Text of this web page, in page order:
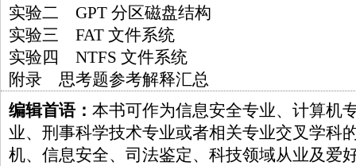
实验二 GPT 分区磁盘结构
实验三 FAT 文件系统
实验四 NTFS 文件系统
附录 思考题参考解释汇总
编辑首语： 本书可作为信息安全专业、计算机
业、刑事科学技术专业或者相关专业交叉学科
机、信息安全、司法鉴定、科技领域从业及爱